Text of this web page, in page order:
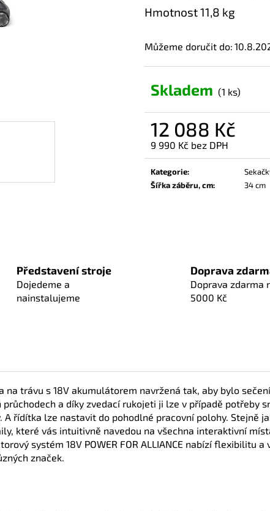
Hmotnost 11,8 kg
Můžeme doručit do:
Skladem (1 ks)
12 088 Kč
9 990 Kč bez DPH
Měrná
cena:
Kategorie:
Šířka záběru, cm: 34 cm
Představení stroje
Dojedeme a
nainstalujeme
Doprava
Doprava zdarma
5000 Kč
trávu s 18V akumulátorem navržená tak, aby bylo
a díky zvedací rukojeti ji lze v případě potřeby
řídítka lze nastavit do pohodlné pracovní polohy. Stejně
které vás intuitivně navedou na všechna interaktivní
systém 18V POWER FOR ALLIANCE nabízí flexibilitu
značek.